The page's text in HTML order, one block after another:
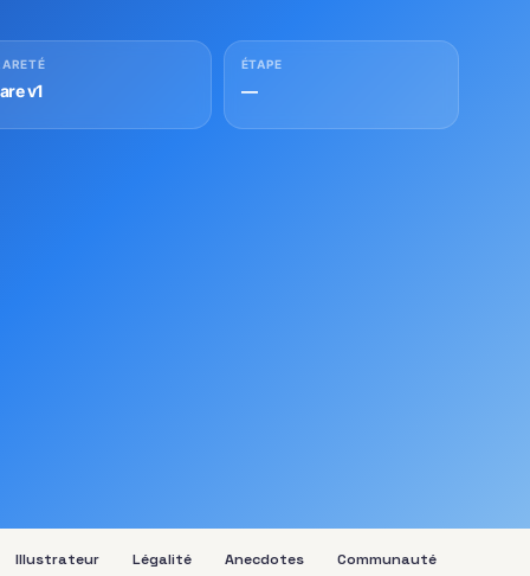
v1
ÉTAPE
—
Illustrateur Légalité Anecdotes Communauté